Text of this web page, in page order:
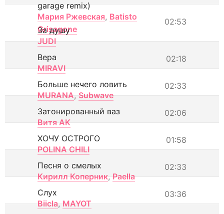
garage remix)
Мария Ржевская, Batisto
Grisagone
02:53
За душу
JUDI
02:18
Вера
MIRAVI
02:33
Больше нечего ловить
MURANA, Subwave
02:06
Затонированный ваз
Витя АК
01:58
ХОЧУ ОСТРОГО
POLINA CHILI
02:33
Песня о смелых
Кирилл Коперник, Paella
03:36
Слух
Biicla, MAYOT